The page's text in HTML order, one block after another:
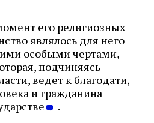
его религиозных
являлось для него
особыми чертами,
подчиняясь
ведет к благодати,
и гражданина
.